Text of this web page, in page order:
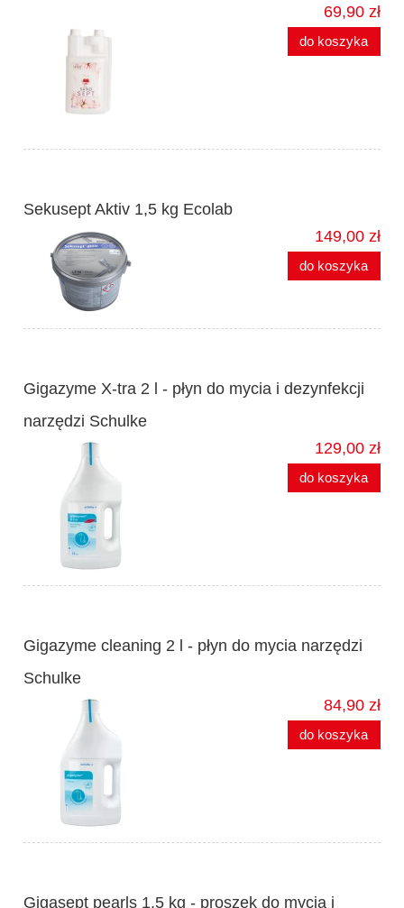
69,90 zł
do koszyka
Sekusept Aktiv 1,5 kg Ecolab
149,00 zł
do koszyka
Gigazyme X-tra 2 l - płyn do mycia i dezynfekcji
narzędzi Schulke
129,00 zł
do koszyka
Gigazyme cleaning 2 l - płyn do mycia narzędzi
Schulke
84,90 zł
do koszyka
Gigasept pearls 1,5 kg - proszek do mycia i